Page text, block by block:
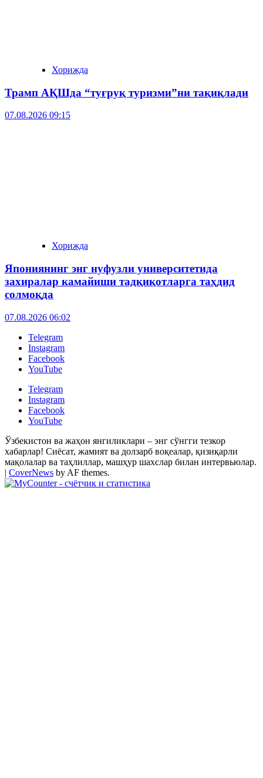
Хорижда
Трамп АҚШда “туғруқ туризми”ни тақиқлади
07.08.2026 09:15
Хорижда
Япониянинг энг нуфузли университетида
захиралар камайиши тадқиқотларга таҳдид
солмоқда
07.08.2026 06:02
Telegram
Instagram
Facebook
YouTube
Telegram
Instagram
Facebook
YouTube
Ўзбекистон ва жаҳон янгиликлари – энг сўнгги тезкор
хабарлар! Сиёсат, жамият ва долзарб воқеалар, қизиқарли
мақолалар ва таҳлиллар, машҳур шахслар билан интервьюлар.
| CoverNews by AF themes.